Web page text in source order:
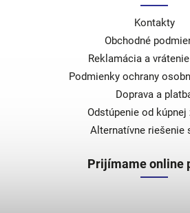
Kontakty
Obchodné
Reklamácia a
Podmienky ochrany
Doprava a
Odstúpenie od kúpnej
Alternatívne riešenie
Prijímame online